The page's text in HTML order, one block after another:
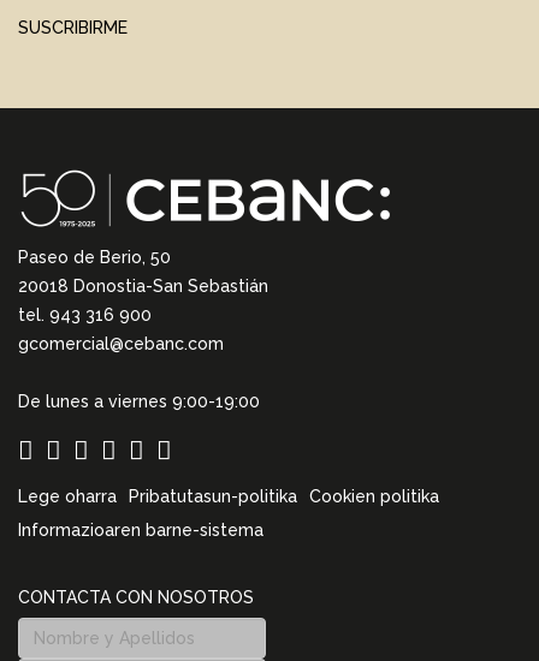
SUSCRIBIRME
Paseo de Berio, 50
20018 Donostia-San Sebastián
tel. 943 316 900
gcomercial@cebanc.com
De lunes a viernes 9:00-19:00
Lege oharra Pribatutasun-politika
Cookien politika
Informazioaren barne-sistema
CONTACTA CON NOSOTROS